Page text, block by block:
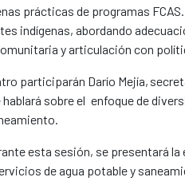
prácticas de programas
indígenas, abordando
y articulación con
participarán Darío Mejía,
hablará sobre el enfoque de
esta sesión, se presentará
de agua potable y